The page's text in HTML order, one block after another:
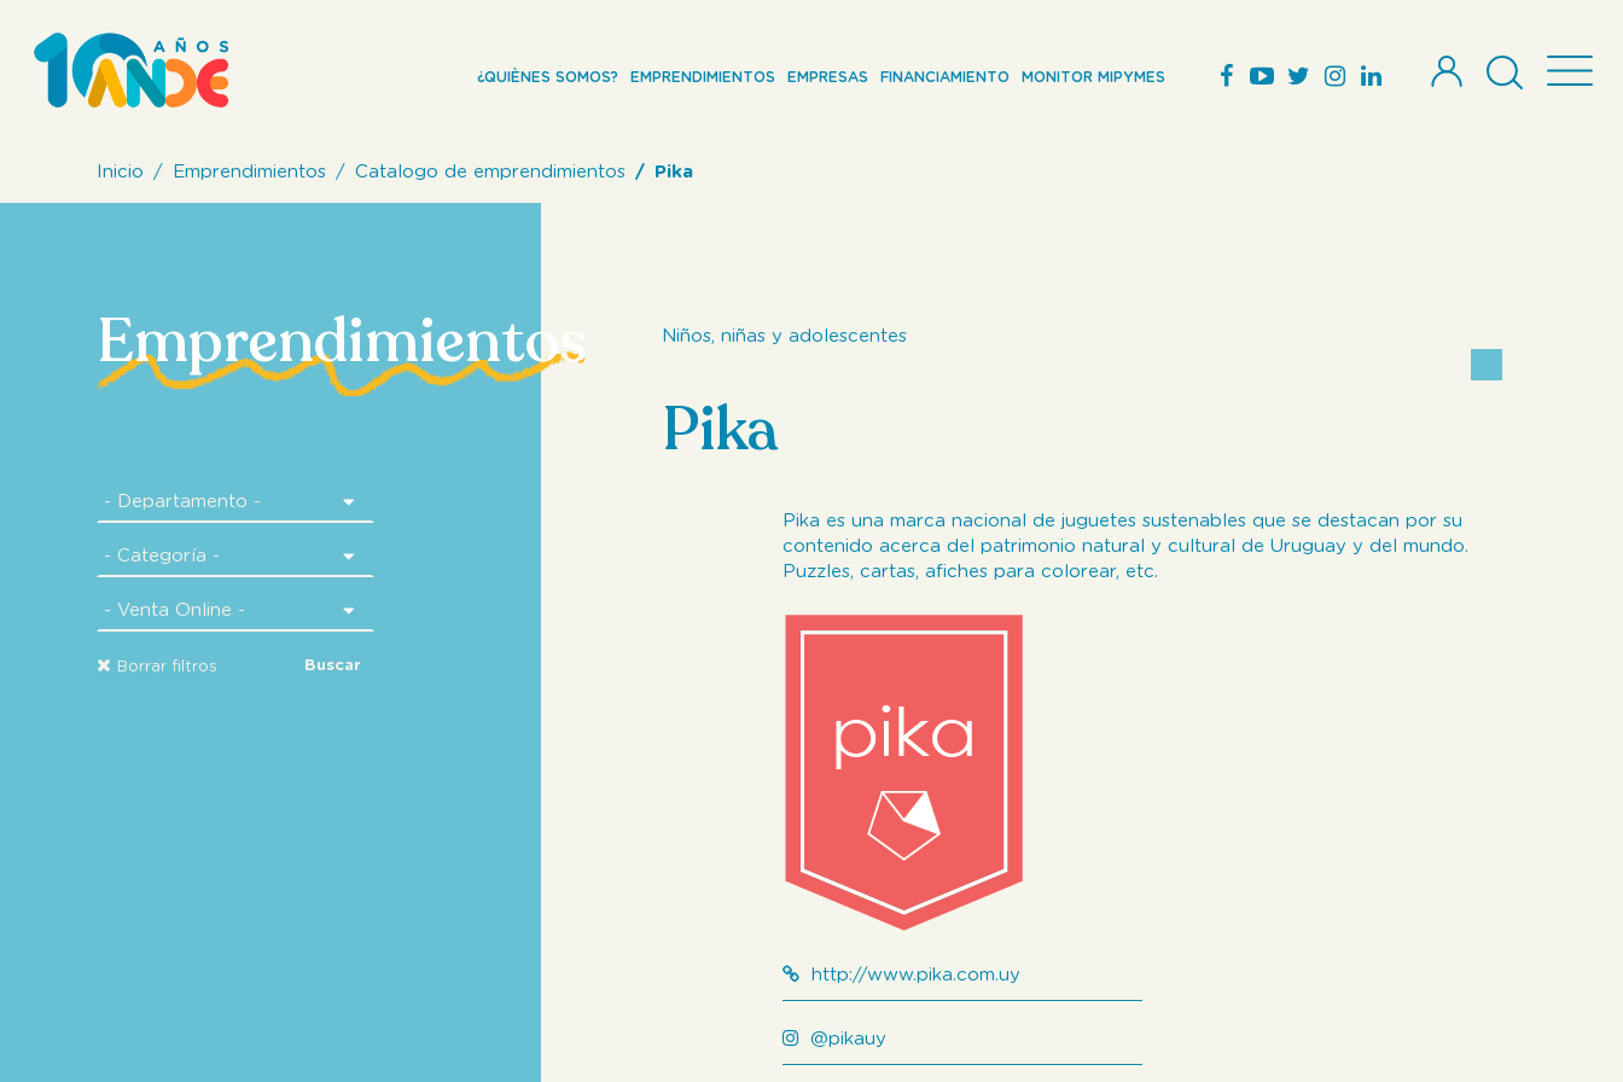
¿QUIÈNES SOMOS? EMPRENDIMIENTOS EMPRESAS FINANCIAMIENTO MONITOR MIPYMES
Inicio Emprendimientos Catalogo de emprendimientos Pika
Emprendimientos
Borrar filtros Buscar
Niños, niñas y adolescentes
Pika
Pika es una marca nacional de juguetes sustenables que se destacan por su
contenido acerca del patrimonio natural y cultural de Uruguay y del mundo.
Puzzles, cartas, afiches para colorear, etc.
http://www.pika.com.uy
@pikauy